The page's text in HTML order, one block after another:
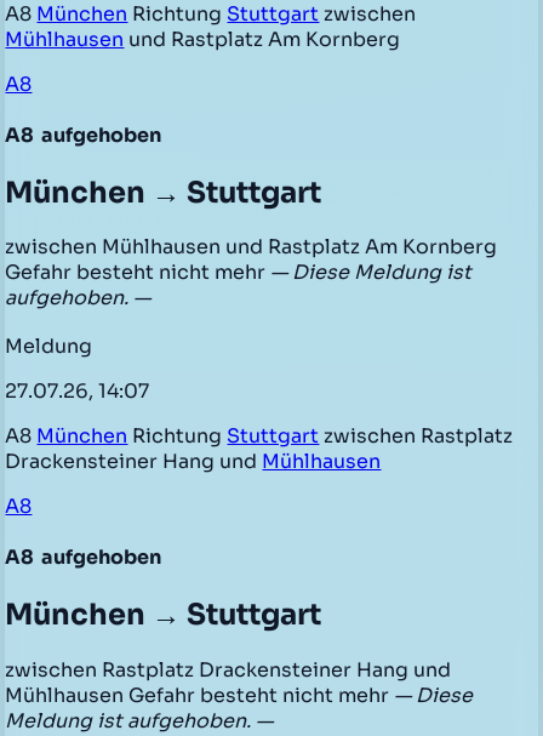
A8 München Richtung Stuttgart zwischen
Mühlhausen und Rastplatz Am Kornberg
A8
A8 aufgehoben
München → Stuttgart
zwischen Mühlhausen und Rastplatz Am Kornberg
Gefahr besteht nicht mehr — Diese Meldung ist
aufgehoben. —
Meldung
27.07.26, 14:07
A8 München Richtung Stuttgart zwischen Rastplatz
Drackensteiner Hang und Mühlhausen
A8
A8 aufgehoben
München → Stuttgart
zwischen Rastplatz Drackensteiner Hang und
Mühlhausen Gefahr besteht nicht mehr — Diese
Meldung ist aufgehoben. —